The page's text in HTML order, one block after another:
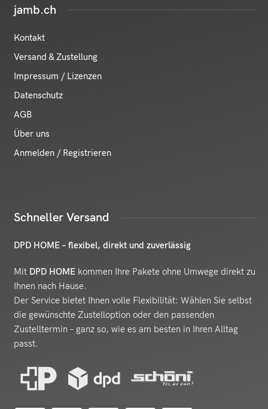
jamb.ch
Kontakt
Versand & Zustellung
Impressum / Lizenzen
Datenschutz
AGB
Über uns
Anmelden / Registrieren
Schneller Versand
DPD HOME – flexibel, direkt und zuverlässig
Mit DPD HOME kommen Ihre Pakete ohne Umwege direkt zu
Ihnen nach Hause.
Der Service bietet Ihnen volle Flexibilität: Wählen Sie selbst
die gewünschte Zustelloption oder den passenden
Zustelltermin – ganz so, wie es am besten in Ihren Alltag
passt.